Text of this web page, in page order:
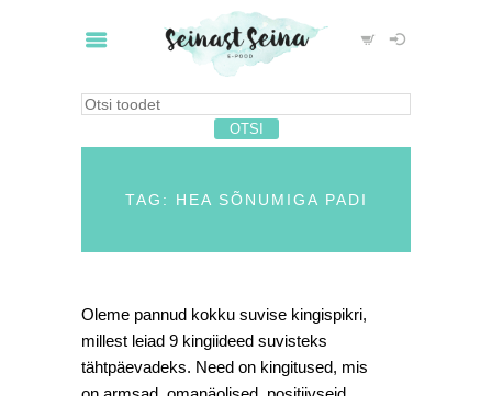
TAG: HEA SÕNUMIGA PADI
Oleme pannud kokku suvise kingispikri,
millest leiad 9 kingiideed suvisteks
tähtpäevadeks. Need on kingitused, mis